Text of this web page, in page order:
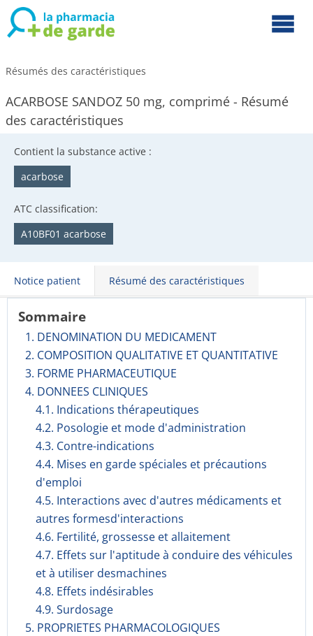
Résumés des caractéristiques
ACARBOSE SANDOZ 50 mg, comprimé - Résumé
des caractéristiques
Contient la substance active :
acarbose
ATC classification:
A10BF01 acarbose
Notice patient Résumé des caractéristiques
Sommaire
1. DENOMINATION DU MEDICAMENT
2. COMPOSITION QUALITATIVE ET QUANTITATIVE
3. FORME PHARMACEUTIQUE
4. DONNEES CLINIQUES
4.1. Indications thérapeutiques
4.2. Posologie et mode d'administration
4.3. Contre-indications
4.4. Mises en garde spéciales et précautions
d'emploi
4.5. Interactions avec d'autres médicaments et
autres formesd'interactions
4.6. Fertilité, grossesse et allaitement
4.7. Effets sur l'aptitude à conduire des véhicules
et à utiliser desmachines
4.8. Effets indésirables
4.9. Surdosage
5. PROPRIETES PHARMACOLOGIQUES